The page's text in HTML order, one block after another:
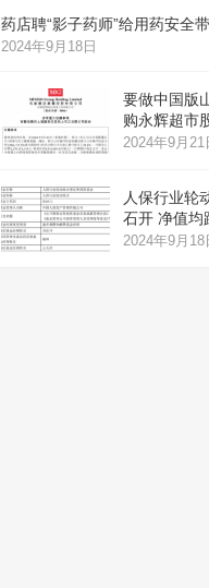
药店聘“影子药师”给用药安全
2024年9月18日
要做中国版
购永辉超市
2024年9月21
人保行业轮
石开 净值均
2024年9月18